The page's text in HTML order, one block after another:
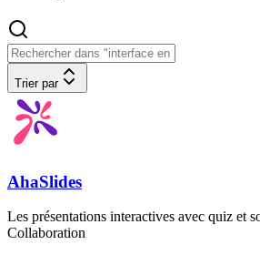
Trier par
AhaSlides
Les présentations interactives avec quiz et
Collaboration